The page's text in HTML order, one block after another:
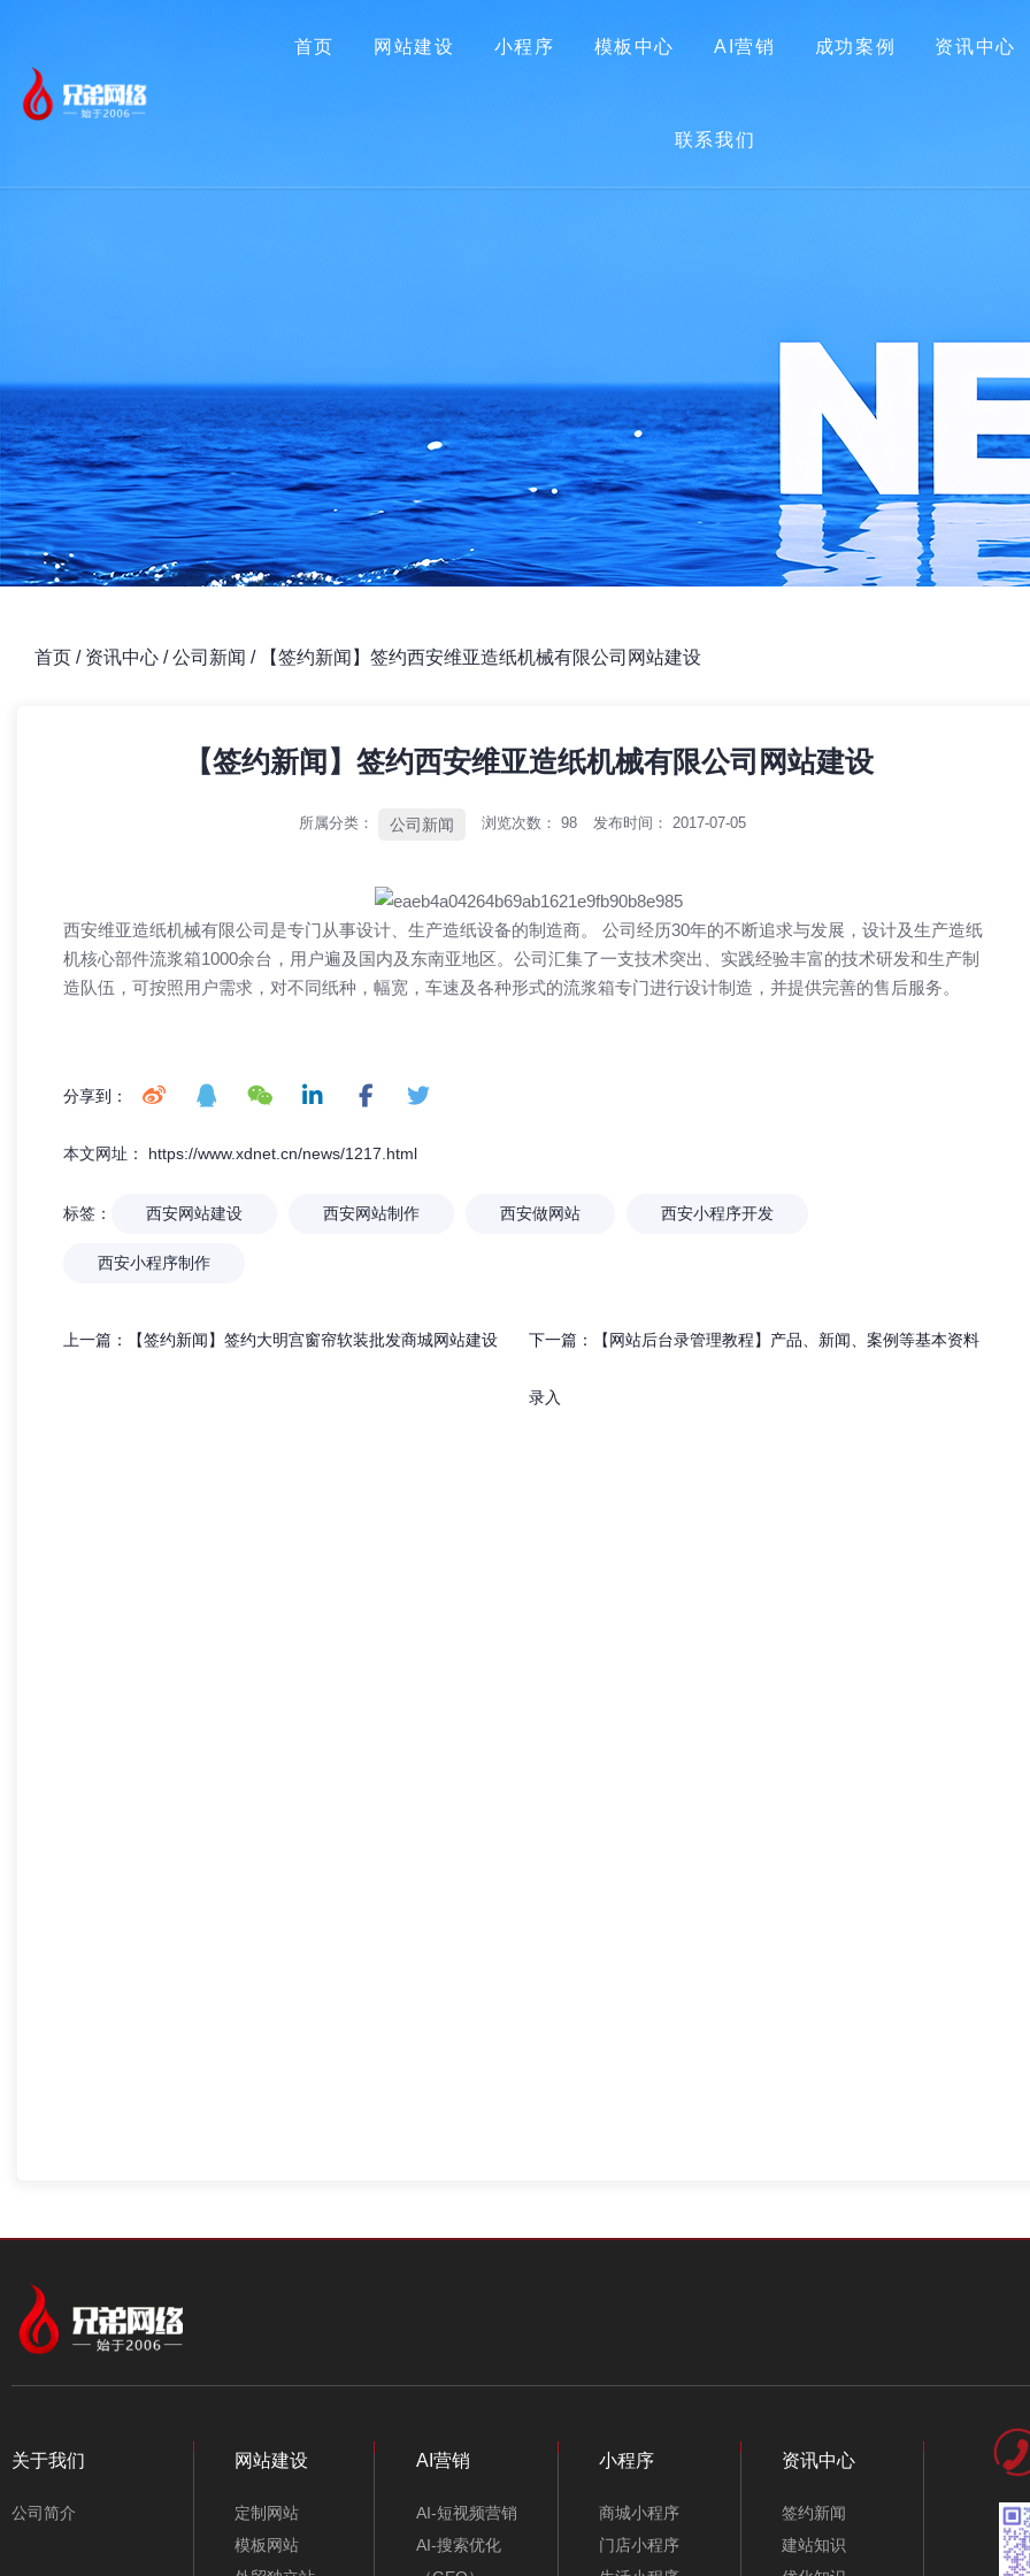
首页 网站建设 小程序 模板中心 AI营销 成功案例 资讯中心
联系我们
首页 关于我们 网站建设 小程序 模板中心
首页 / 资讯中心 /公司新闻 / 【签约新闻】签约西安维亚造纸机械有限公司网站建设
【签约新闻】签约西安维亚造纸机械有限公司网站建设
所属分类： 公司新闻 浏览次数：98 发布时间： 2017-07-05
西安维亚造纸机械有限公司是专门从事设计、生产造纸设备的制造商。 公司经历30年的不断追求与发展，设计及生产造纸
机核心部件流浆箱1000余台，用户遍及国内及东南亚地区。公司汇集了一支技术突出、实践经验丰富的技术研发和生产制
造队伍，可按照用户需求，对不同纸种，幅宽，车速及各种形式的流浆箱专门进行设计制造，并提供完善的售后服务。
分享到：
本文网址： https://www.xdnet.cn/news/1217.html
标签： 西安网站建设 西安网站制作 西安做网站 西安小程序开发
西安小程序制作
上一篇： 【签约新闻】签约大明宫窗帘软装批发商城网站建设 下一篇： 【网站后台录管理教程】产品、新闻、案例等基本资料
录入
网站，更是为企业打造“赚钱的数字资产”
关于我们
公司简介
网站建设
定制网站
模板网站
AI营销
AI-短视频营销
AI-搜索优化
小程序
商城小程序
门店小程序
资讯中心
签约新闻
建站知识